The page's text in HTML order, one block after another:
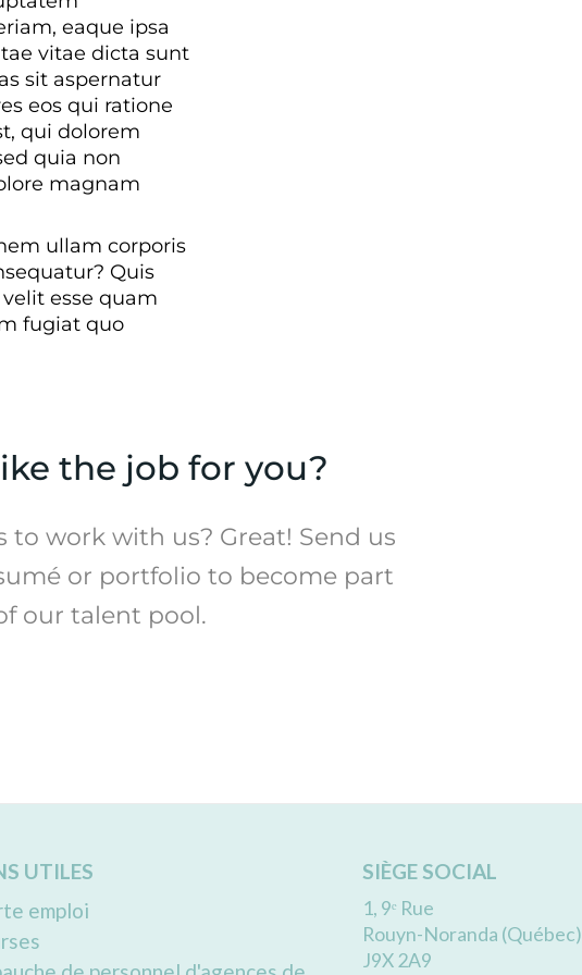
eaque ipsa
vitae dicta sunt
sit aspernatur
eos qui ratione
qui dolorem
quia non
magnam
ullam corporis
Quis
esse quam
fugiat quo
the job for you?
to work with us? Great! Send us
or portfolio to become part
our talent pool.
UTILES
emploi
SIÈGE SOCIAL
1, 9ᵉ Rue
Rouyn-Noranda (Québec)
J9X 2A9